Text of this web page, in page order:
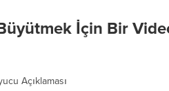
İçin Bir
Açıklaması